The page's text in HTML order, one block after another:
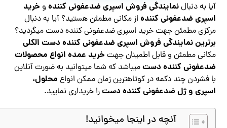
آیا به دنبالنمایندگی فروش اسپری ضدعفونی کننده و خرید
اسپری ضدعفونی کننده از مکانی مطمئن هستید؟ آیا به دنبال
مرکزی مطمئن جهت خرید اسپری ضدعفونی کننده دست میگردید؟
برترین نمایندگی فروش اسپری ضدعفونی کننده دست الکلی
مکانی مطمئن و قابل اطمینان جهت خرید عمده انواع محصولات
ضدعفونی کننده دستمیباشد که شما میتوانید به ضورت آنلاین
با فشردن چند دکمه در کوتاهترین زمان ممکن انواع محلول،
اسپری و ژل ضدعفونی کننده دسترا خریداری نمایید.
آنچه در اینجا میخوانید!